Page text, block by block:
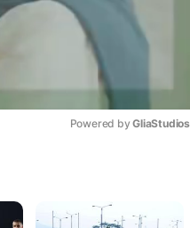
Powered by GliaStudios